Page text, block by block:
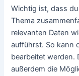
Wichtig ist, dass
Thema
relevanten Daten
aufführst. So kann
bearbeitet werden.
außerdem die